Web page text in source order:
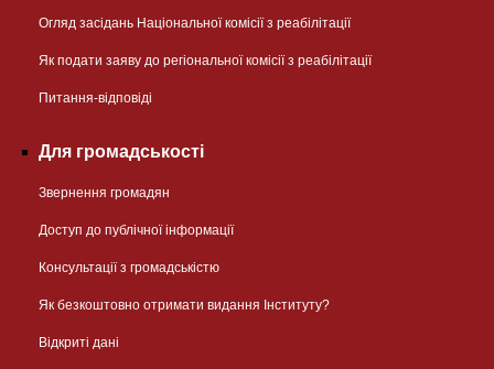
Огляд засідань Національної комісії з реабілітації
Як подати заяву до регіональної комісії з реабілітації
Питання-відповіді
Для громадськості
Звернення громадян
Доступ до публічної інформації
Консультації з громадськістю
Як безкоштовно отримати видання Інституту?
Відкриті дані